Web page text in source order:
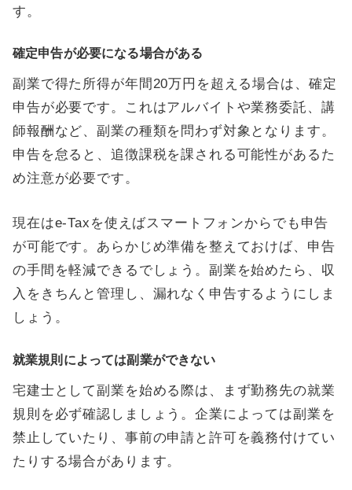
す。
確定申告が必要になる場合がある
副業で得た所得が年間20万円を超える場合は、確定
申告が必要です。これはアルバイトや業務委託、講
師報酬など、副業の種類を問わず対象となります。
申告を怠ると、追徴課税を課される可能性があるた
め注意が必要です。
現在はe-Taxを使えばスマートフォンからでも申告
が可能です。あらかじめ準備を整えておけば、申告
の手間を軽減できるでしょう。副業を始めたら、収
入をきちんと管理し、漏れなく申告するようにしま
しょう。
就業規則によっては副業ができない
宅建士として副業を始める際は、まず勤務先の就業
規則を必ず確認しましょう。企業によっては副業を
禁止していたり、事前の申請と許可を義務付けてい
たりする場合があります。